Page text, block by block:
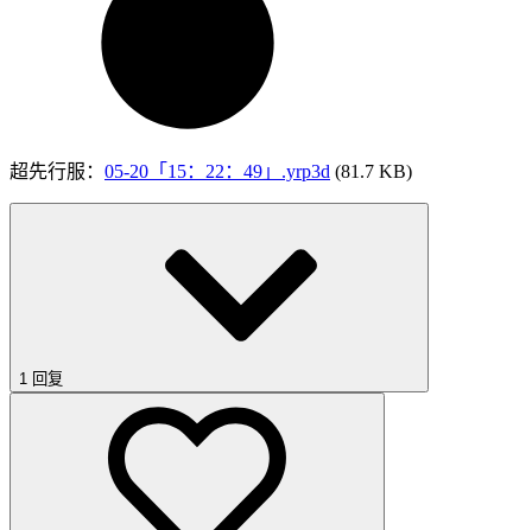
超先行服： 05-20「15：22：49」.yrp3d (81.7 KB)
1 回复